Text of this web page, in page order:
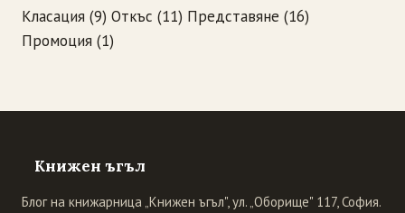
Класация (9) Откъс (11) Представяне (16)
Промоция (1)
Книжен ъгъл
Блог на книжарница „Книжен ъгъл", ул. „Оборище" 117, София.